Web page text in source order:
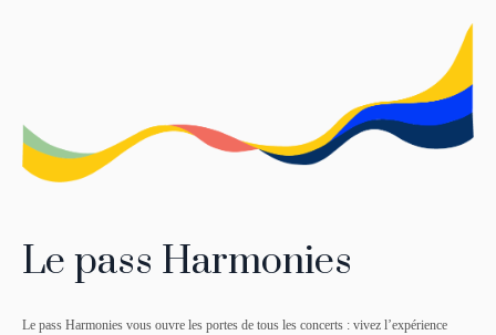
Le pass Harmonies
Le pass Harmonies vous ouvre les portes de tous les concerts : vivez l’expérience